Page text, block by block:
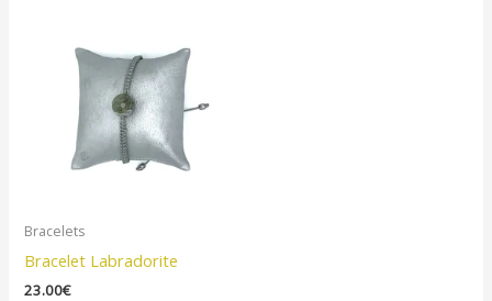
Bracelets
Bracelet Labradorite
23.00€